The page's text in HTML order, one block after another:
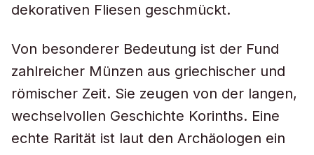
dekorativen Fliesen geschmückt.
Von besonderer Bedeutung ist der Fund
zahlreicher Münzen aus griechischer und
römischer Zeit. Sie zeugen von der langen,
wechselvollen Geschichte Korinths. Eine
echte Rarität ist laut den Archäologen ein